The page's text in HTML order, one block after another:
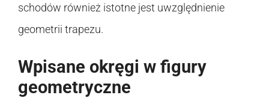
schodów również istotne jest uwzględnienie
geometrii trapezu.
Wpisane okręgi w figury
geometryczne